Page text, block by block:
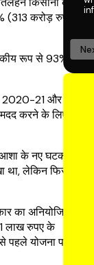
करोड़ रुपए)
रूप से 93%
2020-21 और
करने के लिए
के नए घटकों
लेकिन फिर
का अनियोजित
लाख रुपए के
पहले योजना पर